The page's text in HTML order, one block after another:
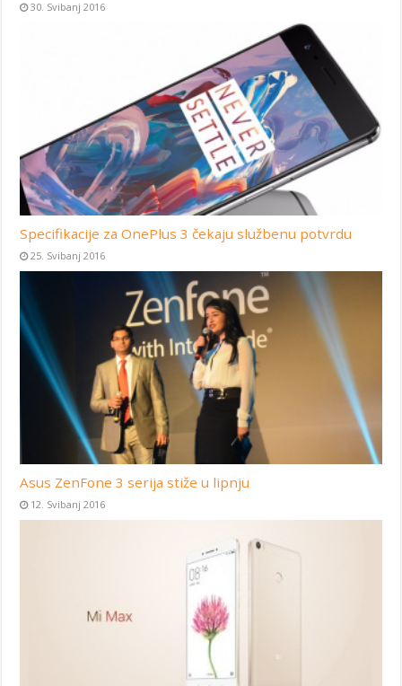
30. Svibanj 2016
Specifikacije za OnePlus 3 čekaju službenu potvrdu
25. Svibanj 2016
Asus ZenFone 3 serija stiže u lipnju
12. Svibanj 2016